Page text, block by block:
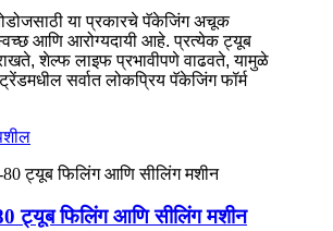
या प्रकारचे पॅकेजिंग अचूक
आणि आरोग्यदायी आहे. प्रत्येक ट्यूब
शेल्फ लाइफ प्रभावीपणे वाढवते, यामुळे
सर्वात लोकप्रिय पॅकेजिंग फॉर्म
ट्यूब फिलिंग आणि सीलिंग मशीन